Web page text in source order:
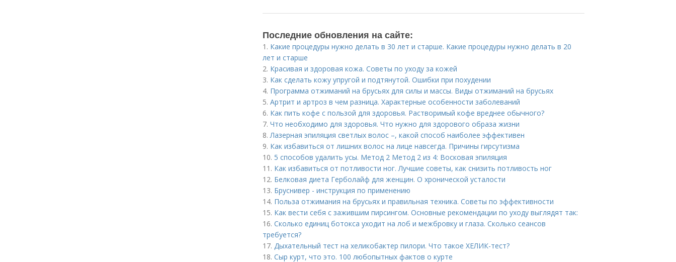
Последние обновления на сайте:
1. Какие процедуры нужно делать в 30 лет и старше. Какие процедуры нужно делать в 20
лет и старше
2. Красивая и здоровая кожа. Советы по уходу за кожей
3. Как сделать кожу упругой и подтянутой. Ошибки при похудении
4. Программа отжиманий на брусьях для силы и массы. Виды отжиманий на брусьях
5. Артрит и артроз в чем разница. Характерные особенности заболеваний
6. Как пить кофе с пользой для здоровья. Растворимый кофе вреднее обычного?
7. Что необходимо для здоровья. Что нужно для здорового образа жизни
8.Лазерная эпиляция светлых волос –, какой способ наиболее эффективен
9. Как избавиться от лишних волос на лице навсегда. Причины гирсутизма
10. 5 способов удалить усы. Метод 2 Метод 2 из 4: Восковая эпиляция
11. Как избавиться от потливости ног. Лучшие советы, как снизить потливость ног
12. Белковая диета Герболайф для женщин. О хронической усталости
13. Бруснивер - инструкция по применению
14. Польза отжимания на брусьях и правильная техника. Советы по эффективности
15. Как вести себя с зажившим пирсингом. Основные рекомендации по уходу выглядят так:
16. Сколько единиц ботокса уходит на лоб и межбровку и глаза. Сколько сеансов
требуется?
17. Дыхательный тест на хеликобактер пилори. Что такое ХЕЛИК-тест?
18. Сыр курт, что это. 100 любопытных фактов о курте